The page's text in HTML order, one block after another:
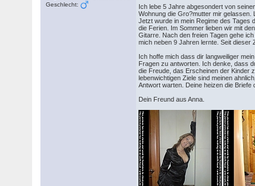
Geschlecht:
Ich lebe 5 Jahre abgesondert von
Wohnung die Gro?mutter mir gelassen.
Jetzt wurde in mein Regime des Tages
die Ferien. Im Sommer lieben wir mit
Gitarre. Nach den freien Tagen gehe
mich neben 9 Jahren lernte. Seit dieser
Ich hoffe mich dass dir langweiliger
Fragen zu antworten. Ich denke, dass
die Freude, das Erscheinen der Kinder
lebenwichtigen Ziele sind meinen
Antwort warten. Deine heizen die Briefe
Dein Freund aus Anna.